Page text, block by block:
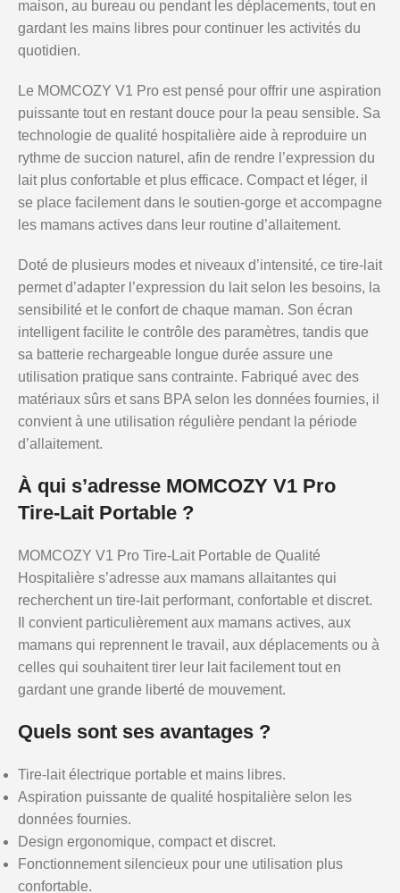
maison, au bureau ou pendant les déplacements, tout en
gardant les mains libres pour continuer les activités du
quotidien.
Le MOMCOZY V1 Pro est pensé pour offrir une aspiration
puissante tout en restant douce pour la peau sensible. Sa
technologie de qualité hospitalière aide à reproduire un
rythme de succion naturel, afin de rendre l’expression du
lait plus confortable et plus efficace. Compact et léger, il
se place facilement dans le soutien-gorge et accompagne
les mamans actives dans leur routine d’allaitement.
Doté de plusieurs modes et niveaux d’intensité, ce tire-lait
permet d’adapter l’expression du lait selon les besoins, la
sensibilité et le confort de chaque maman. Son écran
intelligent facilite le contrôle des paramètres, tandis que
sa batterie rechargeable longue durée assure une
utilisation pratique sans contrainte. Fabriqué avec des
matériaux sûrs et sans BPA selon les données fournies, il
convient à une utilisation régulière pendant la période
d’allaitement.
À qui s’adresse MOMCOZY V1 Pro
Tire-Lait Portable ?
MOMCOZY V1 Pro Tire-Lait Portable de Qualité
Hospitalière s’adresse aux mamans allaitantes qui
recherchent un tire-lait performant, confortable et discret.
Il convient particulièrement aux mamans actives, aux
mamans qui reprennent le travail, aux déplacements ou à
celles qui souhaitent tirer leur lait facilement tout en
gardant une grande liberté de mouvement.
Quels sont ses avantages ?
Tire-lait électrique portable et mains libres.
Aspiration puissante de qualité hospitalière selon les
données fournies.
Design ergonomique, compact et discret.
Fonctionnement silencieux pour une utilisation plus
confortable.